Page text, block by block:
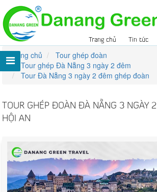
Trang chủ Tin tức
Trang chủ
Tour ghép đoàn
Tour ghép Đà Nẵng 3 ngày 2 đêm
Tour Đà Nẵng 3 ngày 2 đêm ghép đoàn
TOUR GHÉP ĐOÀN ĐÀ NẴNG 3 NGÀY
HỘI AN